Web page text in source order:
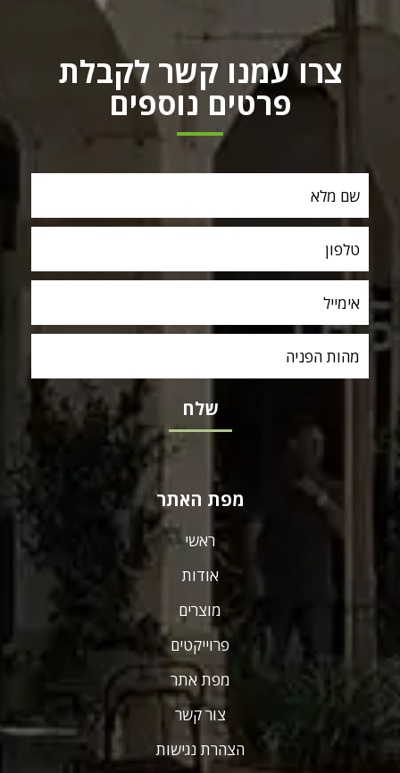
צרו עמנו קשר לקבלת
פרטים נוספים
מפת האתר
ראשי
אודות
מוצרים
פרוייקטים
מפת אתר
צור קשר
הצהרת נגישות